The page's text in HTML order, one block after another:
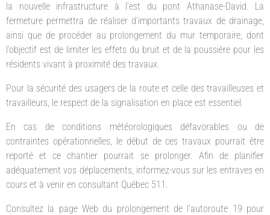
la nouvelle infrastructure à l’est du pont Athanase-David. La
fermeture permettra de réaliser d’importants travaux de drainage,
ainsi que de procéder au prolongement du mur temporaire, dont
l’objectif est de limiter les effets du bruit et de la poussière pour les
résidents vivant à proximité des travaux.
Pour la sécurité des usagers de la route et celle des travailleuses et
travailleurs, le respect de la signalisation en place est essentiel.
En cas de conditions météorologiques défavorables ou de
contraintes opérationnelles, le début de ces travaux pourrait être
reporté et ce chantier pourrait se prolonger. Afin de planifier
adéquatement vos déplacements, informez-vous sur les entraves en
cours et à venir en consultant Québec 511.
Consultez la page Web du prolongement de l’autoroute 19 pour